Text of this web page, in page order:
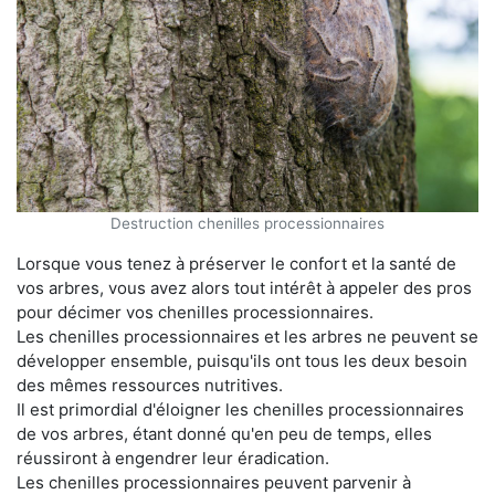
Destruction chenilles processionnaires
Lorsque vous tenez à préserver le confort et la santé de
vos arbres, vous avez alors tout intérêt à appeler des pros
pour décimer vos chenilles processionnaires.
Les chenilles processionnaires et les arbres ne peuvent se
développer ensemble, puisqu'ils ont tous les deux besoin
des mêmes ressources nutritives.
Il est primordial d'éloigner les chenilles processionnaires
de vos arbres, étant donné qu'en peu de temps, elles
réussiront à engendrer leur éradication.
Les chenilles processionnaires peuvent parvenir à